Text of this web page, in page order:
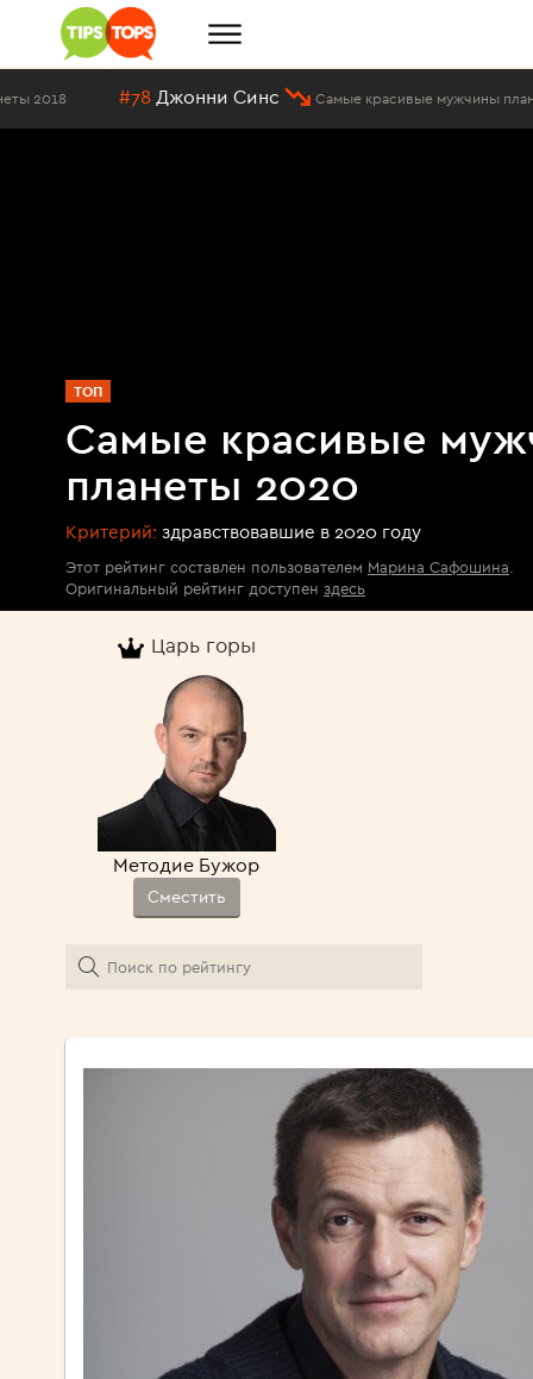
#78 Джонни Синс Самые красивые мужчины планеты
ТОП
Самые красивые
планеты 2020
Критерий: здравствовавшие в 2020 году
Этот рейтинг составлен пользователем Марина Сафошина
Оригинальный рейтинг доступен здесь
Царь горы
Методие Бужор
Сместить